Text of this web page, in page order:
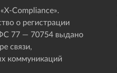
Compliance».
о регистрации
77 — 70754 выдано
связи,
коммуникаций